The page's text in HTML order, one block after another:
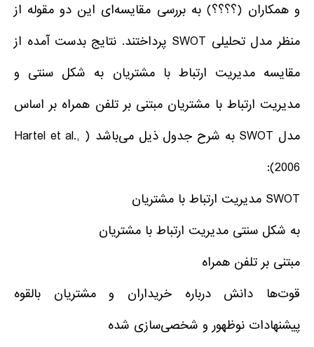
و همکاران (؟؟؟؟) به بررسی مقایسه‌ای این دو مقوله از
منظر مدل تحلیلی SWOT پرداختند. نتایج بدست آمده از
مقایسه مدیریت ارتباط با مشتریان به شکل سنتی و
مدیریت ارتباط با مشتریان مبتنی بر تلفن همراه بر اساس
مدل SWOT به شرح جدول ذیل می‌باشد ( Hartel et al.,
2006):
SWOT مدیریت ارتباط با مشتریان
به شکل سنتی مدیریت ارتباط با مشتریان
مبتنی بر تلفن همراه
قوت‌ها دانش درباره خریداران و مشتریان بالقوه
پیشنهادات نوظهور و شخصی‌سازی شده